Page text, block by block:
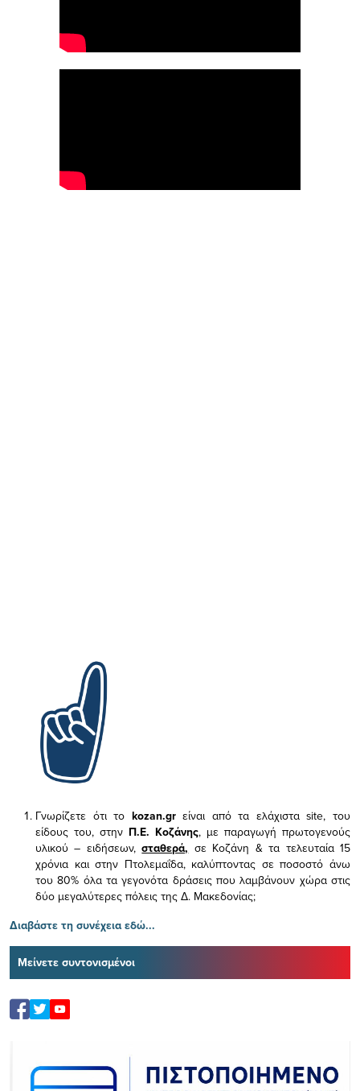
Γνωρίζετε ότι το kozan.gr είναι από τα ελάχισταsite, του
είδους του, στην Π.Ε. Κοζάνης, με παραγωγή πρωτογενούς
υλικού – ειδήσεων,σταθερά, σε Κοζάνη & τα τελευταία 15
χρόνια και στην Πτολεμαΐδα, καλύπτοντας σε ποσοστό άνω
του 80% όλα τα γεγονότα δράσεις που λαμβάνουν χώρα στις
δύο μεγαλύτερες πόλεις της Δ. Μακεδονίας;
Διαβάστε τη συνέχεια εδώ...
Μείνετε συντονισμένοι